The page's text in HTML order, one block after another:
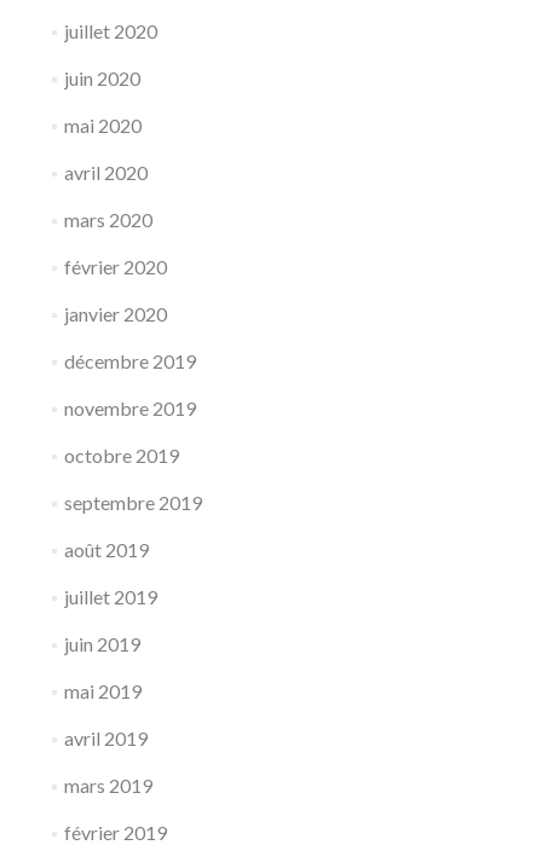
juillet 2020
juin 2020
mai 2020
avril 2020
mars 2020
février 2020
janvier 2020
décembre 2019
novembre 2019
octobre 2019
septembre 2019
août 2019
juillet 2019
juin 2019
mai 2019
avril 2019
mars 2019
février 2019